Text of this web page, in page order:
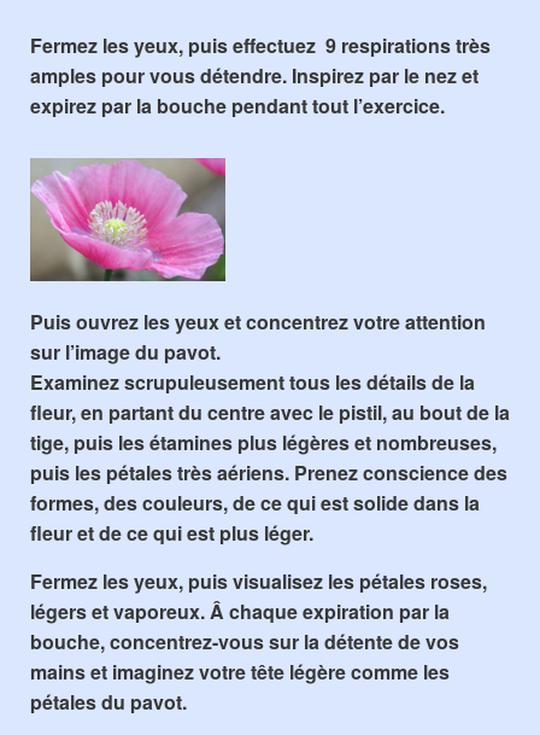
Fermez les yeux, puis effectuez 9 respirations très
amples pour vous détendre. Inspirez par le nez et
expirez par la bouche pendant tout l’exercice.
Puis ouvrez les yeux et concentrez votre attention
sur l’image du pavot.
Examinez scrupuleusement tous les détails de la
fleur, en partant du centre avec le pistil, au bout de la
tige, puis les étamines plus légères et nombreuses,
puis les pétales très aériens. Prenez conscience des
formes, des couleurs, de ce qui est solide dans la
fleur et de ce qui est plus léger.
Fermez les yeux, puis visualisez les pétales roses,
légers et vaporeux. Â chaque expiration par la
bouche, concentrez-vous sur la détente de vos
mains et imaginez votre tête légère comme les
pétales du pavot.